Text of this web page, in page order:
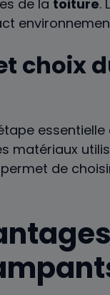
de la toiture.
choix
essentielle
matériaux
de